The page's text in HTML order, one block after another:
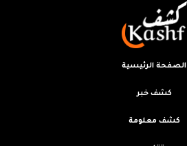
الصفحة الرئيسية
كشف خبر
كشف معلومة